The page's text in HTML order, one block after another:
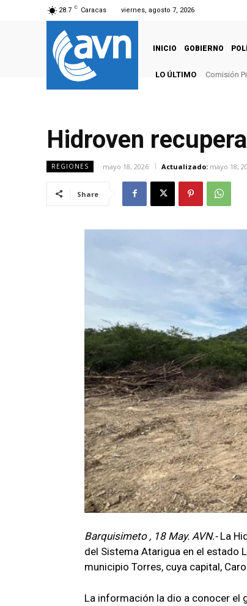
28.7 C Caracas viernes, agosto 7, 2026
INICIO GOBIERNO
LO ÚLTIMO Comisión
Hidroven
REGIONES mayo 18, 2026 Actualizado: mayo 18,
Share
Barquisimeto , 18 May. AVN.- La
del Sistema Atarigua en el estado
municipio Torres, cuya capital,
​La información la dio a conocer el